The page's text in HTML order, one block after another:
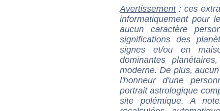
Avertissement: ces
informatiquement pour
aucun caractère
significations des
signes et/ou en
dominantes
moderne. De plus,
l'honneur d'une
portrait astrologique
site polémique. A